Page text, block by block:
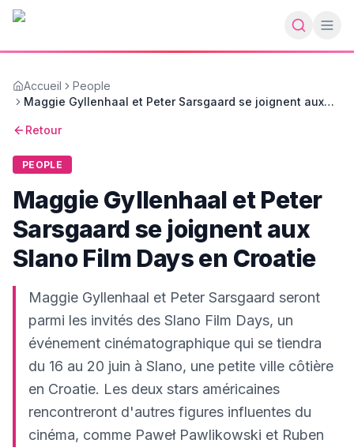
Accueil
People
Maggie Gyllenhaal et Peter Sarsgaard se joignent aux
Retour
PEOPLE
Maggie Gyllenhaal et Peter
Sarsgaard se joignent aux
Slano Film Days en Croatie
Maggie Gyllenhaal et Peter Sarsgaard seront
parmi les invités des Slano Film Days, un
événement cinématographique qui se tiendra
du 16 au 20 juin à Slano, une petite ville côtière
en Croatie. Les deux stars américaines
rencontreront d'autres figures influentes du
cinéma, comme Paweł Pawlikowski et Ruben